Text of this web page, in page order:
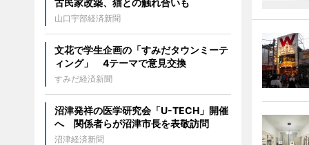
古民家改築、猫との触れ合いも
山口宇部経済新聞
文花で学生企画の「すみだタウンミーテ
ィング」 4テーマで意見交換
すみだ経済新聞
沼津発祥の医学研究会「U-TECH」開催
へ 関係者らが沼津市長を表敬訪問
沼津経済新聞